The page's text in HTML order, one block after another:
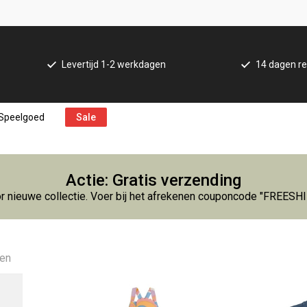
Levertijd 1-2 werkdagen 14 dagen
Sale
Actie: Gratis verzending
nieuwe collectie. Voer bij het afrekenen couponcode